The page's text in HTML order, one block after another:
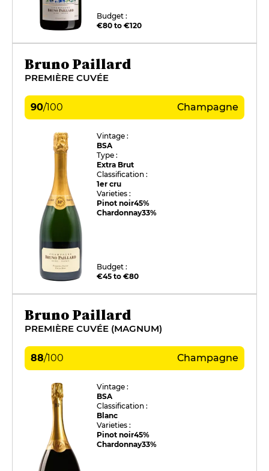
Budget :
€80 to €120
Bruno Paillard
PREMIÈRE CUVÉE
90/100 Champagne
Vintage :
BSA
Type :
Extra Brut
Classification :
1er cru
Varieties :
Pinot noir45%
Chardonnay33%
Budget :
€45 to €80
Bruno Paillard
PREMIÈRE CUVÉE (MAGNUM)
88/100 Champagne
Vintage :
BSA
Classification :
Blanc
Varieties :
Pinot noir45%
Chardonnay33%